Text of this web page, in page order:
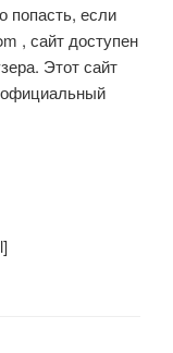
попасть, если
, сайт доступен
Этот сайт